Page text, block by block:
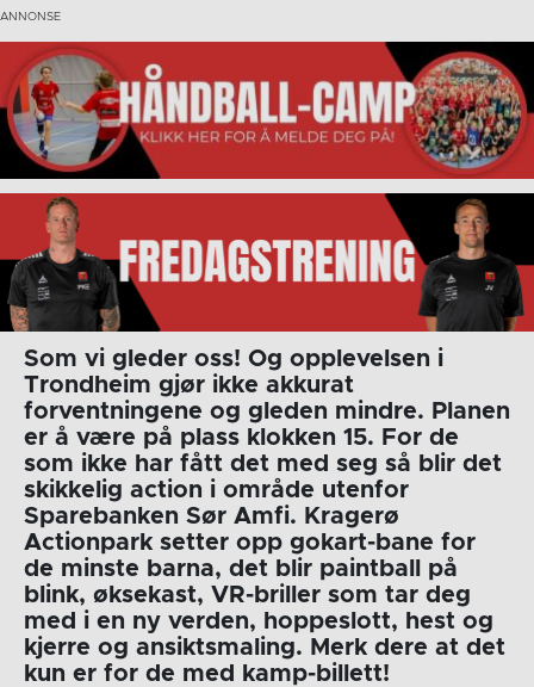
Som vi gleder oss! Og opplevelsen i
Trondheim gjør ikke akkurat
forventningene og gleden mindre. Planen
er å være på plass klokken 15. For de
som ikke har fått det med seg så blir det
skikkelig action i område utenfor
Sparebanken Sør Amfi. Kragerø
Actionpark setter opp gokart-bane for
de minste barna, det blir paintball på
blink, øksekast, VR-briller som tar deg
med i en ny verden, hoppeslott, hest og
kjerre og ansiktsmaling. Merk dere at det
kun er for de med kamp-billett!